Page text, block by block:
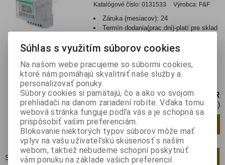
Katalógové číslo: 0131533 Výrobca: F&F
Záruka (mesiacov): 24
Termín dodania(prac.dni)-platí pre sklad
Hmotnosť balenia:0,1586 kg
Počítadlo: elektronické; počítanie
vpred/reverzný; LCD; 24÷264V
88,21 EUR
71,72 EUR (Cena bez DPH)
ks Pridať do košíka
Strana1z1Celkom1záznamov
Súhlas s využitím súborov cookies
Na našom webe pracujeme so súbormi cookies,
ktoré nám pomáhajú skvalitniť naše služby a
personalizovať ponuky.
Súbory cookies si pamätajú, čo a ako vo svojom
prehliadači na danom zariadení robíte. Vďaka tomu
webová stránka funguje podľa vás a je schopná sa
prispôsobiť vašim preferenciám.
Blokovanie niektorých typov súborov môže mať
vplyv na vašu užívateľskú skúsenosť s naším
webom, taktiež nebudeme schopní poskytnúť
vám ponuku na základe vašich preferencií.